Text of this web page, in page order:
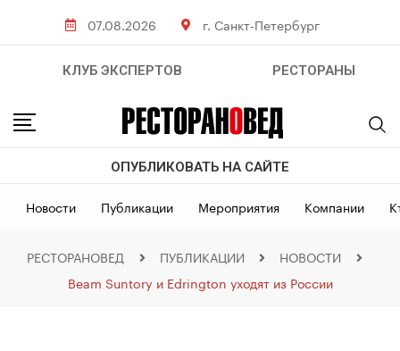
07.08.2026 г. Санкт-Петербург
КЛУБ ЭКСПЕРТОВ РЕСТОРАНЫ
ОПУБЛИКОВАТЬ НА САЙТЕ
Новости Публикации Мероприятия Компании
РЕСТОРАНОВЕД ПУБЛИКАЦИИ
НОВОСТИ
Beam Suntory и Edrington уходят из России